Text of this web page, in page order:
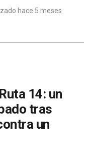
hace 5 meses
14: un
tras
un